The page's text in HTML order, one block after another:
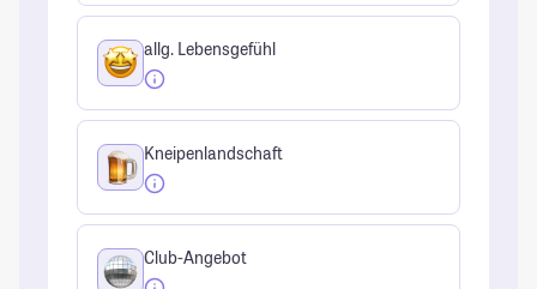
allg. Lebensgefühl
Kneipenlandschaft
Club-Angebot